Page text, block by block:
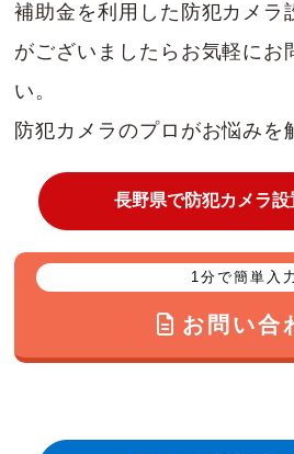
補助金を利用した防犯カメラ
がございましたらお気軽にお
い。
防犯カメラのプロがお悩みを
長野県で防犯カメラ設
1分で簡単入力
お問い合